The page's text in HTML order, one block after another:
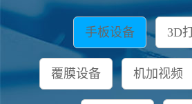
手板设备 3D
覆膜设备 机加视频